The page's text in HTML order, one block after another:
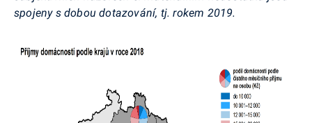
spojeny s dobou dotazování, tj. rokem 2019.